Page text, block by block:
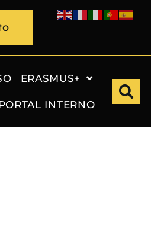
ERASMUS+
INTERNO